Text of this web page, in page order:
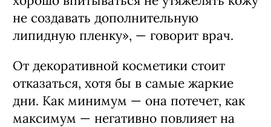
не создавать дополнительную
липидную пленку», — говорит врач.
От декоративной косметики стоит
отказаться, хотя бы в самые жаркие
дни. Как минимум — она потечет, как
максимум — негативно повлияет на